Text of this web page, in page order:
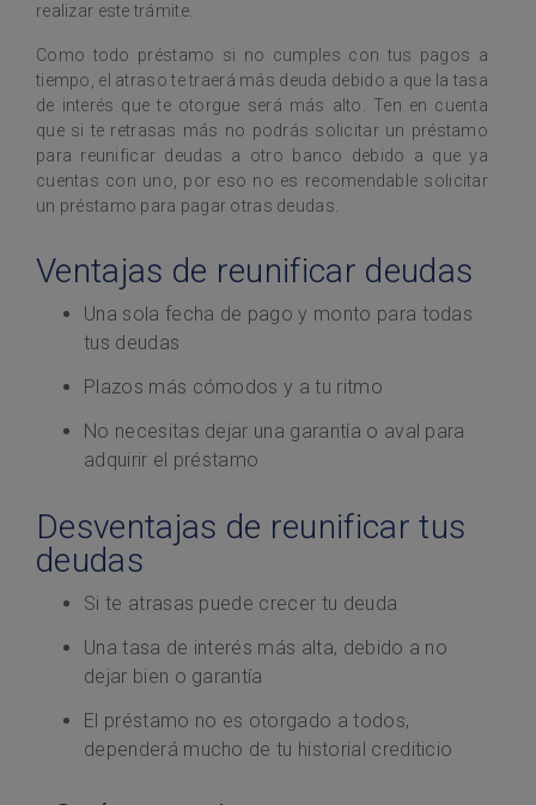
realizar este trámite.
Como todo préstamo si no cumples con tus pagos a
tiempo, el atraso te traerá más deuda debido a que la tasa
de interés que te otorgue será más alto. Ten en cuenta
que si te retrasas más no podrás solicitar un préstamo
para reunificar deudas a otro banco debido a que ya
cuentas con uno, por eso no es recomendable solicitar
un préstamo para pagar otras deudas.
Ventajas de reunificar deudas
Una sola fecha de pago y monto para todas
tus deudas
Plazos más cómodos y a tu ritmo
No necesitas dejar una garantía o aval para
adquirir el préstamo
Desventajas de reunificar tus
deudas
Si te atrasas puede crecer tu deuda
Una tasa de interés más alta, debido a no
dejar bien o garantía
El préstamo no es otorgado a todos,
dependerá mucho de tu historial crediticio